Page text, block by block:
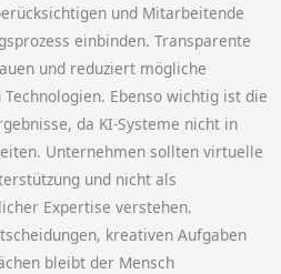
und Mitarbeitende
einbinden. Transparente
und reduziert mögliche
Ebenso wichtig ist die
da KI-Systeme nicht in
Unternehmen sollten virtuelle
und nicht als
Expertise verstehen.
kreativen Aufgaben
bleibt der Mensch